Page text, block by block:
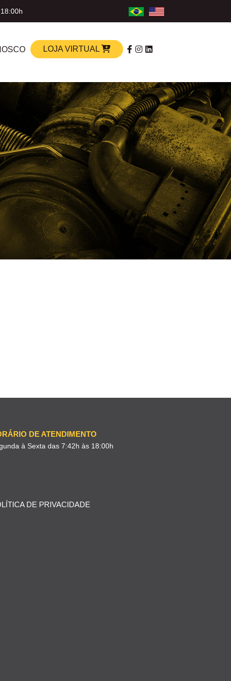
LOJA VIRTUAL
DE ATENDIMENTO
à Sexta das 7:42h às 18:00h
DE PRIVACIDADE